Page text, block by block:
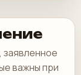
важны при